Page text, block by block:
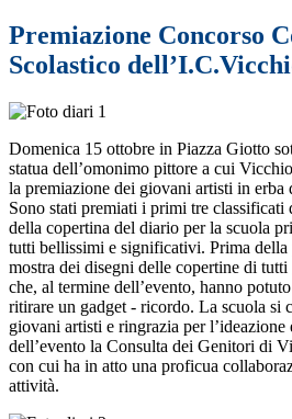
Premiazione Concorso
Scolastico
Domenica 15 ottobre in Piazza Giotto
statua dell’omonimo pittore a cui
la premiazione dei giovani artisti in
Sono stati premiati i primi tre classificati
della copertina del diario per la scuola
tutti bellissimi e significativi. Prima della
mostra dei disegni delle copertine di
che, al termine dell’evento, hanno
ritirare un gadget - ricordo. La scuola si
giovani artisti e ringrazia per l’ideazione
dell’evento la Consulta dei Genitori di
con cui ha in atto una proficua
attività.